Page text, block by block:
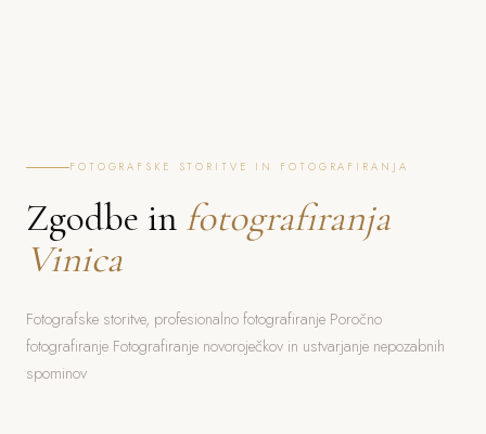
FOTOGRAFSKE STORITVE IN FOTOGRAFIRANJA
Zgodbe in fotografiranja
Vinica
Fotografske storitve, profesionalno fotografiranje Poročno
fotografiranje Fotografiranje novoroječkov in ustvarjanje nepozabnih
spominov